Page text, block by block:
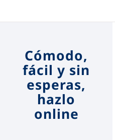
Cómodo,
fácil y sin
esperas,
hazlo
online